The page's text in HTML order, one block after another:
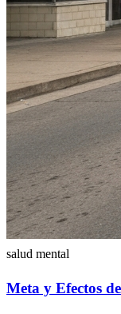
salud mental
Meta y Efectos